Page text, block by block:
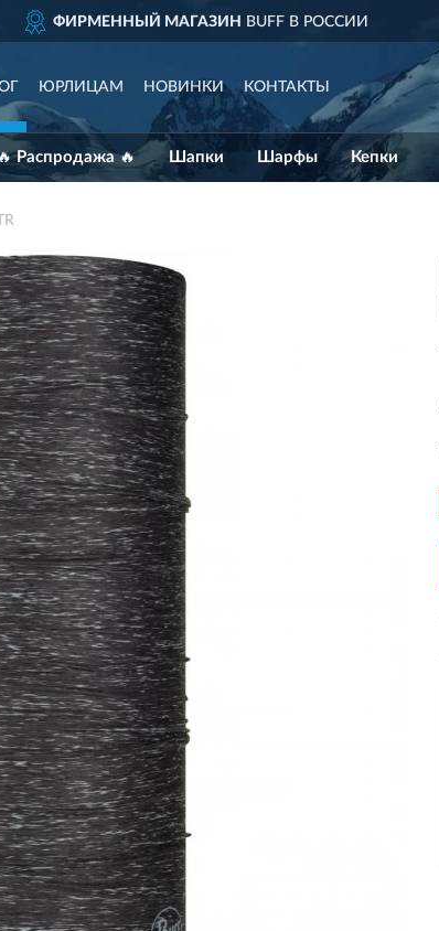
ФИРМЕННЫЙ МАГАЗИН BUFF В РОССИИ
ЮРЛИЦАМ НОВИНКИ КОНТАКТЫ
Распродажа 🔥 Шапки Шарфы Кепки